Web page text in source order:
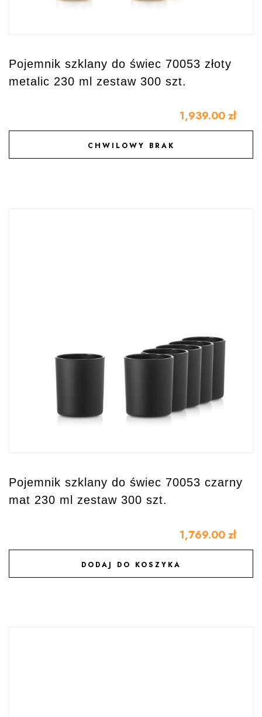
Pojemnik szklany do świec 70053 złoty
metalic 230 ml zestaw 300 szt.
1,939.00 zł
CHWILOWY BRAK
DODAJ DO ULUBIONYCH
Pojemnik szklany do świec 70053 czarny
mat 230 ml zestaw 300 szt.
1,769.00 zł
DODAJ DO KOSZYKA
DODAJ DO ULUBIONYCH